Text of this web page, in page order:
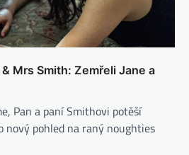
Mrs Smith: Zemřeli Jane a
Pan a paní Smithovi potěší
pohled na raný noughties